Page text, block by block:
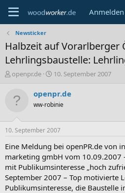
Anmelden
Newsticker
Halbzeit auf Vorarlberger
Lehrlingsbaustelle:
E
t
e
r
openpr.de
E
s
t
e
l
t
a
m
10. September 2007
openpr.de
ww-robinie
10. September 2007
Eine Meldung bei openPR.de von
marketing gmbH vom 10.09.2007
mit Publikumsinteresse „hoch
September 2007 – Top motivierte
Publikumsinteresse, die Baustelle